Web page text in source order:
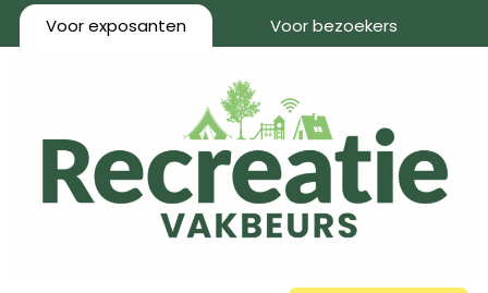
Voor exposanten Voor bezoekers